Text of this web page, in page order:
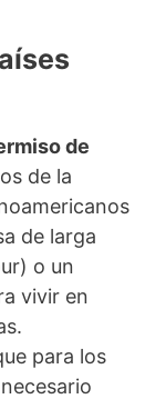
de
de la
de larga
o un
vivir en
para los